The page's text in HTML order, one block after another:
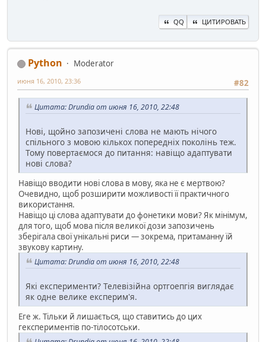
QQ ЦИТИРОВАТЬ
Python
Moderator
#82
июня 16, 2010, 23:36
Цитата: Drundia от июня 16, 2010, 22:48
Нові, щойно запозичені слова не мають нічого
спільного з мовою кількох попередніх поколінь теж.
Тому повертаємося до питання: навіщо адаптувати
нові слова?
Навіщо вводити нові слова в мову, яка не є мертвою?
Очевидно, щоб розширити можливості її практичного
використання.
Навіщо ці слова адаптувати до фонетики мови? Як мінімум,
для того, щоб мова після великої дози запозичень
зберігала свої унікальні риси — зокрема, притаманну їй
звукову картину.
Цитата: Drundia от июня 16, 2010, 22:48
Які експерименти? Телевізійна ортгоепгія виглядає
як одне велике експерим'я.
Еге ж. Тільки й лишається, що ставитись до цих
гекспериментів по-тілосотськи.